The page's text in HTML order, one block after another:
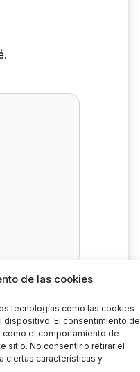
de las cookies
tecnologías como las cookies
dispositivo. El consentimiento de
el comportamiento de
sitio. No consentir o retirar el
ciertas características y
las